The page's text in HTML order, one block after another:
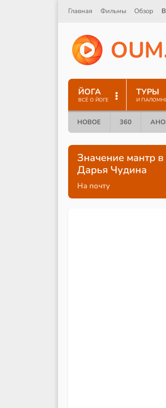
Главная Фильмы Обзор
OUM
ЙОГА
ВСЁ О ЙОГЕ
ТУРЫ
И
НОВОЕ 360
Значение мантр
Дарья Чудина
На почту